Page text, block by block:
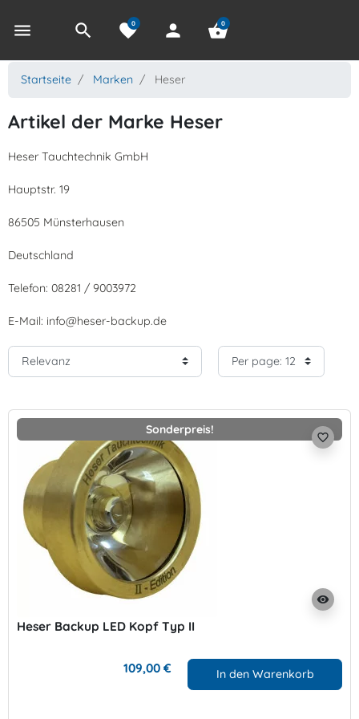
menu search favorite
0 person shopping_basket
0
Startseite Marken Heser
Artikel der Marke Heser
Heser Tauchtechnik GmbH
Hauptstr. 19
86505 Münsterhausen
Deutschland
Telefon: 08281 / 9003972
E-Mail: info@heser-backup.de
Sonderpreis!
visibility
favorite_border
Heser Backup LED Kopf Typ II
109,00 € In den Warenkorb